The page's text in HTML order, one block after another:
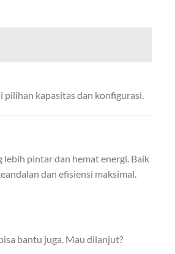
kapasitas dan konfigurasi.
lebih pintar dan hemat energi. Baik
dan efisiensi maksimal.
bantu juga. Mau dilanjut?